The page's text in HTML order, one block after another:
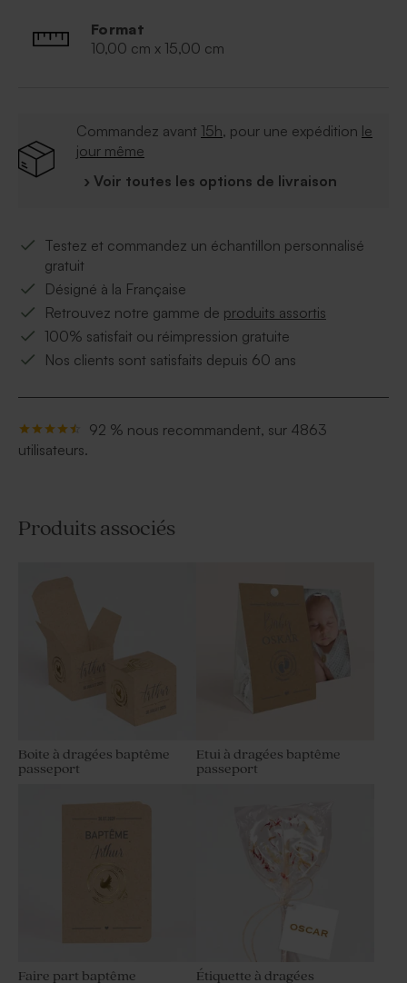
Format
10,00 cm x 15,00 cm
Commandez avant 15h, pour une expédition le
jour même
› Voir toutes les options de livraison
Testez et commandez un échantillon personnalisé
gratuit
Désigné à la Française
Retrouvez notre gamme de produits assortis
100% satisfait ou réimpression gratuite
Nos clients sont satisfaits depuis 60 ans
92 % nous recommandent, sur 4863
utilisateurs.
Produits associés
Boite à dragées baptême
passeport
Etui à dragées baptême
passeport
Faire part baptême
Étiquette à dragées